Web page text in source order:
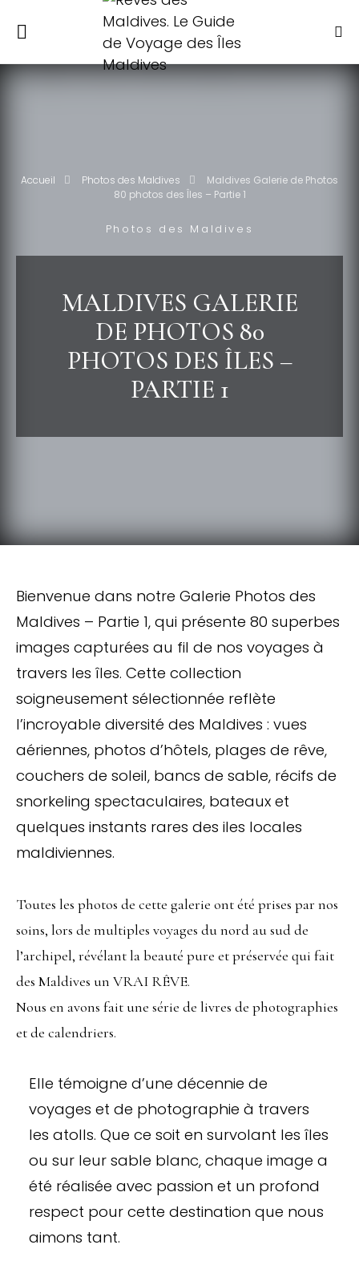
Accueil Photos des Maldives
Maldives Galerie de Photos
80 photos des Îles – Partie 1
Photos des Maldives
MALDIVES GALERIE
DE PHOTOS 80
PHOTOS DES ÎLES –
PARTIE 1
Bienvenue dans notre Galerie Photos des
Maldives – Partie 1, qui présente 80 superbes
images capturées au fil de nos voyages à
travers les îles. Cette collection
soigneusement sélectionnée reflète
l’incroyable diversité des Maldives : vues
aériennes, photos d’hôtels, plages de rêve,
couchers de soleil, bancs de sable, récifs de
snorkeling spectaculaires, bateaux et
quelques instants rares des iles locales
maldiviennes.
Toutes les photos de cette galerie ont été prises par nos
soins, lors de multiples voyages du nord au sud de
l’archipel, révélant la beauté pure et préservée qui fait
des Maldives un VRAI RÊVE.
Nous en avons fait une série de livres de photographies
et de calendriers.
Elle témoigne d’une décennie de
voyages et de photographie à travers
les atolls. Que ce soit en survolant les îles
ou sur leur sable blanc, chaque image a
été réalisée avec passion et un profond
respect pour cette destination que nous
aimons tant.